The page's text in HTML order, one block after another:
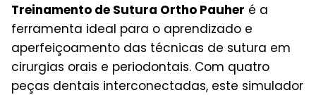
Treinamento de Sutura Ortho Pauher é a
ferramenta ideal para o aprendizado e
aperfeiçoamento das técnicas de sutura em
cirurgias orais e periodontais. Com quatro
peças dentais interconectadas, este simulador